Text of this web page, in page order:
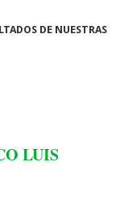
DE NUESTRAS
LUIS